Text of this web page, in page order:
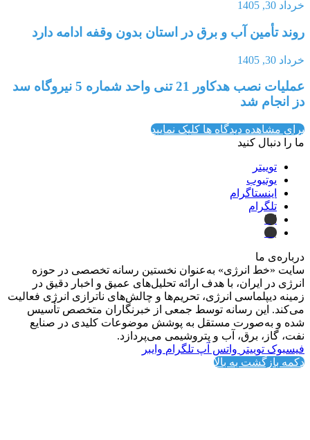
خرداد 30, 1405
روند تأمین آب و برق در استان بدون وقفه ادامه دارد
خرداد 30, 1405
عملیات نصب هدکاور 21 تنی واحد شماره 5 نیروگاه سد
دز انجام شد
برای مشاهده دیدگاه ها کلیک نمایید
ما را دنبال کنید
توییتر
یوتیوب
اینستاگرام
تلگرام
ایتا
بله
درباره‌ی ما
سایت «خط انرژی» به‌عنوان نخستین رسانه تخصصی در حوزه
انرژی در ایران، با هدف ارائه تحلیل‌های عمیق و اخبار دقیق در
زمینه دیپلماسی انرژی، تحریم‌ها و چالش‌های ناترازی انرژی فعالیت
می‌کند. این رسانه توسط جمعی از خبرنگاران متخصص تأسیس
شده و به‌صورت مستقل به پوشش موضوعات کلیدی در صنایع
نفت، گاز، برق، آب و پتروشیمی می‌پردازد.
فیسبوک توییتر واتس آپ تلگرام وایبر
دکمه بازگشت به بالا